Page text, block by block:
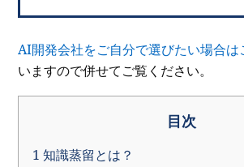
AI開発会社をご自分で選びたい場合は
いますので併せてご覧ください。
目次
1 知識蒸留とは？